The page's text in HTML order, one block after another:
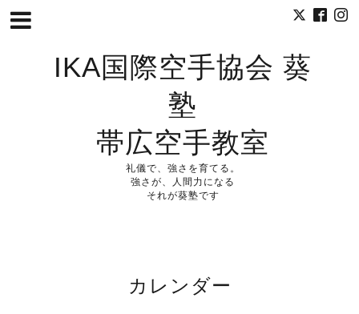
IKA国際空手協会 葵
塾
帯広空手教室
礼儀で、強さを育てる。
強さが、人間力になる
それが葵塾です
カレンダー